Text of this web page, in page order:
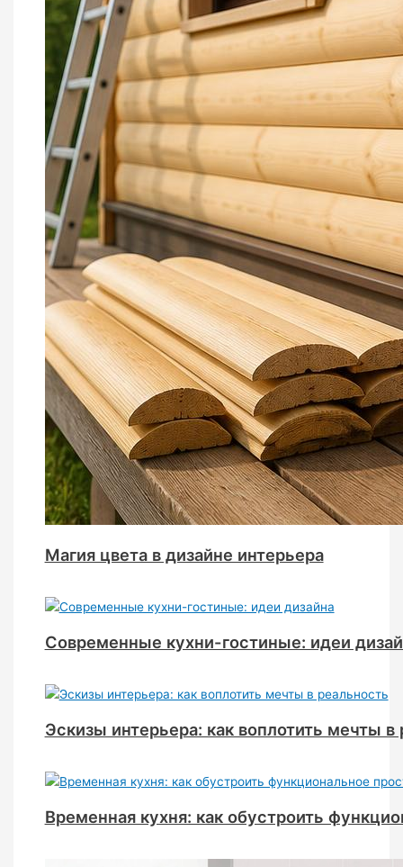
Магия цвета в дизайне интерьера
Современные кухни-гостиные: идеи
Эскизы интерьера: как воплотить мечты в
Временная кухня: как обустроить